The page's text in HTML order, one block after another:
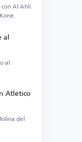
Al Ahli
al
al
Atlético
del